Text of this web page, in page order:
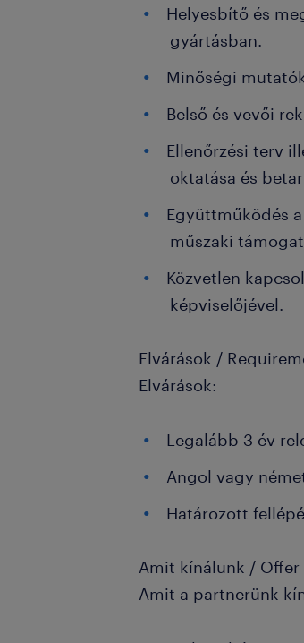
Helyesbítő és
gyártásban.
Minőségi
Belső és vevői
Ellenőrzési terv
oktatása és
Együttműködés
műszaki
Közvetlen
képviselőjével.
Elvárások /
Elvárások:
Legalább 3 év
Angol vagy
Határozott
Amit kínálunk / Offer
Amit a partnerünk